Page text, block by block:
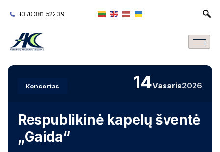
+370 381 522 39
Koncertas 14Vasaris2026
Respublikinė kapelų šventė
„Gaida“